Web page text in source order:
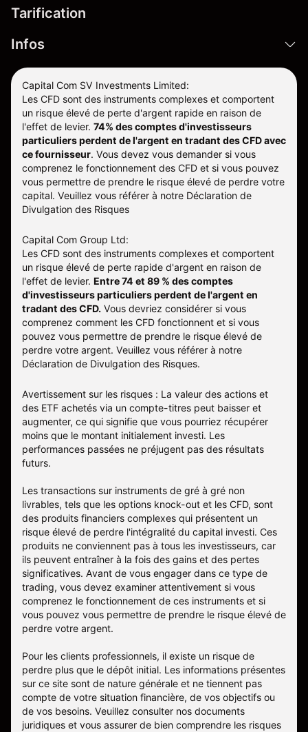
Tarification
Infos
Capital Com SV Investments Limited:
Les CFD sont des instruments complexes et comportent
un risque élevé de perte d'argent rapide en raison de
l'effet de levier. 74% des comptes d'investisseurs
particuliers perdent de l'argent en tradant des CFD avec
ce fournisseur. Vous devez vous demander si vous
comprenez le fonctionnement des CFD et si vous pouvez
vous permettre de prendre le risque élevé de perdre votre
capital. Veuillez vous référer à notre Déclaration de
Divulgation des Risques
Capital Com Group Ltd:
Les CFD sont des instruments complexes et comportent
un risque élevé de perte rapide d'argent en raison de
l'effet de levier. Entre 74 et 89 % des comptes
d'investisseurs particuliers perdent de l'argent en
tradant des CFD. Vous devriez considérer si vous
comprenez comment les CFD fonctionnent et si vous
pouvez vous permettre de prendre le risque élevé de
perdre votre argent. Veuillez vous référer à notre
Déclaration de Divulgation des Risques.
Avertissement sur les risques : La valeur des actions et
des ETF achetés via un compte-titres peut baisser et
augmenter, ce qui signifie que vous pourriez récupérer
moins que le montant initialement investi. Les
performances passées ne préjugent pas des résultats
futurs.
Les transactions sur instruments de gré à gré non
livrables, tels que les options knock-out et les CFD, sont
des produits financiers complexes qui présentent un
risque élevé de perdre l'intégralité du capital investi. Ces
produits ne conviennent pas à tous les investisseurs, car
ils peuvent entraîner à la fois des gains et des pertes
significatives. Avant de vous engager dans ce type de
trading, vous devez examiner attentivement si vous
comprenez le fonctionnement de ces instruments et si
vous pouvez vous permettre de prendre le risque élevé de
perdre votre argent.
Pour les clients professionnels, il existe un risque de
perdre plus que le dépôt initial. Les informations présentes
sur ce site sont de nature générale et ne tiennent pas
compte de votre situation financière, de vos objectifs ou
de vos besoins. Veuillez consulter nos documents
juridiques et vous assurer de bien comprendre les risques